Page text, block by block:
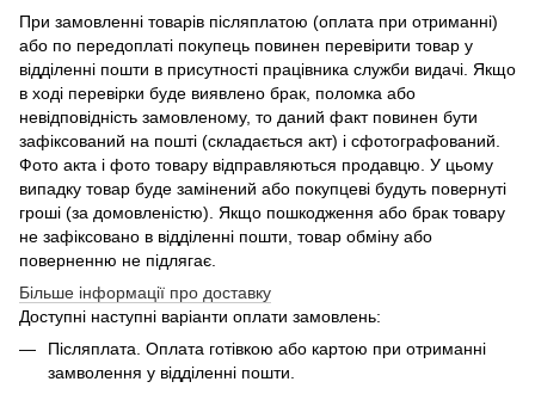
При замовленні товарів післяплатою (оплата при отриманні)
або по передоплаті покупець повинен перевірити товар у
відділенні пошти в присутності працівника служби видачі. Якщо
в ході перевірки буде виявлено брак, поломка або
невідповідність замовленому, то даний факт повинен бути
зафіксований на пошті (складається акт) і сфотографований.
Фото акта і фото товару відправляються продавцю. У цьому
випадку товар буде замінений або покупцеві будуть повернуті
гроші (за домовленістю). Якщо пошкодження або брак товару
не зафіксовано в відділенні пошти, товар обміну або
поверненню не підлягає.
Більше інформації про доставку
Доступні наступні варіанти оплати замовлень:
Післяплата. Оплата готівкою або картою при отриманні
замволення у відділенні пошти.